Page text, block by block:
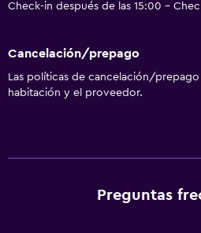
Check-in después de las 15:00 -
Cancelación/prepago
Las políticas de cancelación/
habitación y el proveedor.
Preguntas